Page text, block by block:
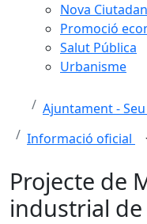
Nova
Promoció
Salut Pública
Urbanisme
Ajuntament -
Informació oficial
Projecte de
industrial de